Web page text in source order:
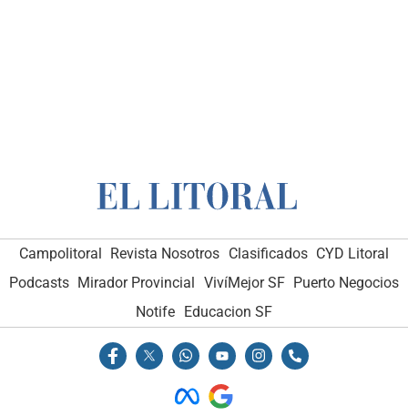
Campolitoral Revista Nosotros Clasificados CYD Litoral
Podcasts Mirador Provincial VivíMejor SF Puerto Negocios
Notife Educacion SF